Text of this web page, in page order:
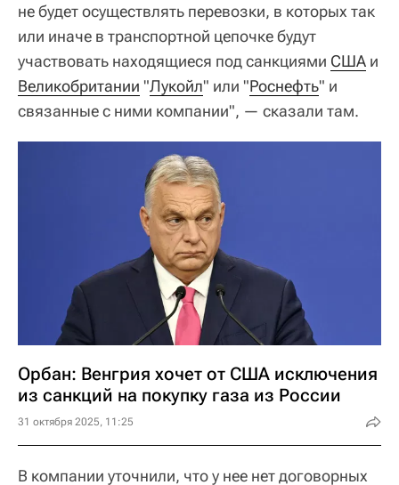
не будет осуществлять перевозки, в которых так
или иначе в транспортной цепочке будут
участвовать находящиеся под санкциями США и
Великобритании "Лукойл" или "Роснефть" и
связанные с ними компании", — сказали там.
Орбан: Венгрия хочет от США исключения
из санкций на покупку газа из России
31 октября 2025, 11:25
В компании уточнили, что у нее нет договорных